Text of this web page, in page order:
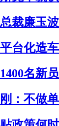
裁廉玉
台化造
名新
：不做